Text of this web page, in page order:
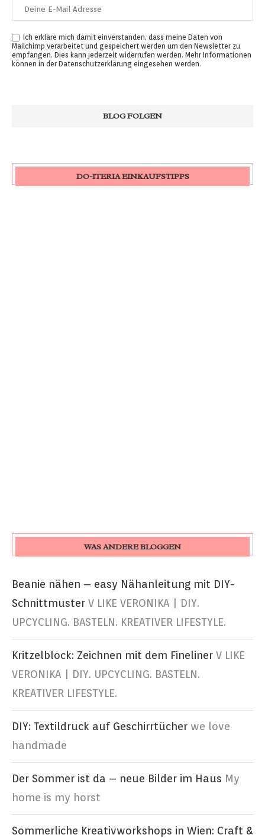
Ich erkläre mich damit einverstanden, dass meine Daten von
Mailchimp verarbeitet und gespeichert werden um den Newsletter zu
empfangen. Dies kann jederzeit widerrufen werden. Mehr Informationen
können in der Datenschutzerklärung eingesehen werden.
DO-ITERIA EINKAUFSTIPPS
WAS ANDERE BLOGGEN
Beanie nähen – easy Nähanleitung mit DIY-
Schnittmuster V LIKE VERONIKA | DIY.
UPCYCLING. BASTELN. KREATIVER LIFESTYLE.
Kritzelblock: Zeichnen mit dem Fineliner V LIKE
VERONIKA | DIY. UPCYCLING. BASTELN.
KREATIVER LIFESTYLE.
DIY: Textildruck auf Geschirrtücher we love
handmade
Der Sommer ist da – neue Bilder im Haus My
home is my horst
Sommerliche Kreativworkshops in Wien: Craft &